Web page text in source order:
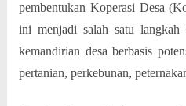
pembentukan Koperasi Desa
ini menjadi salah satu langkah
kemandirian desa berbasis
pertanian, perkebunan,